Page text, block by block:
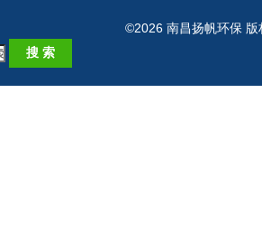
©2026 南昌扬帆环保